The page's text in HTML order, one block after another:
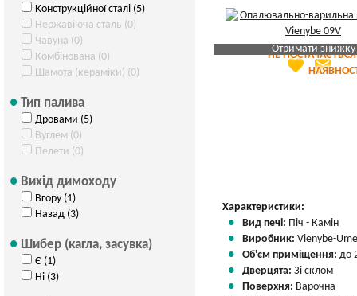
Конструкційної сталі (5)
Нержавіюча сталь (0)
Чавуна (0)
Комбінована (0)
Шамота (кераміки) (0)
Тип палива
Дровами (5)
Вуглем (0)
Пелети (0)
Вихід димоходу
Вгору (1)
Назад (3)
Шибер (кагла, засувка)
Є (1)
Ні (3)
НЕ
Отримати знижку
Яка Ваша ціна?
favorite email
Характеристики:
Вид печі: Піч - Камін
Виробник: Vienybe-
Об'єм приміщення: до
Дверцята: Зі склом
Поверхня: Варочна